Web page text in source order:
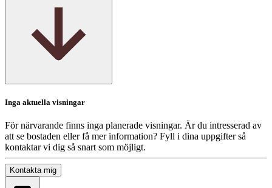
Inga aktuella visningar
För närvarande finns inga planerade visningar. Är du intresserad av
att se bostaden eller få mer information? Fyll i dina uppgifter så
kontaktar vi dig så snart som möjligt.
Kontakta mig